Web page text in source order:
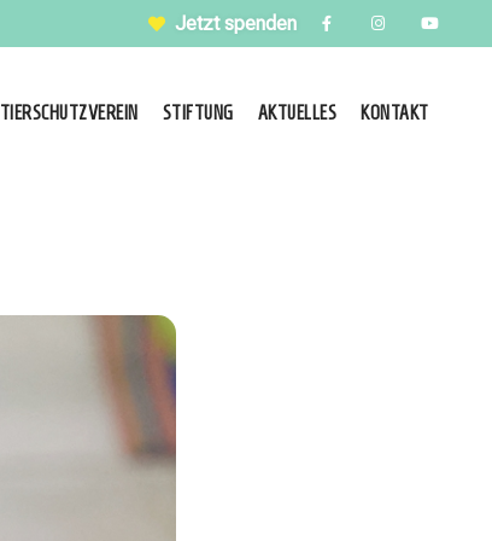
Jetzt spenden
TIERSCHUTZVEREIN STIFTUNG AKTUELLES KONTAKT